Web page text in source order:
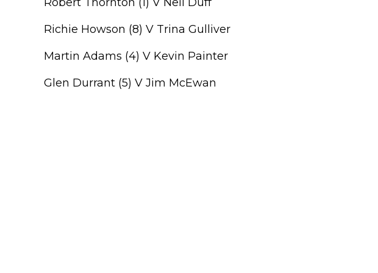
Richie Howson (8) V Trina Gulliver
Martin Adams (4) V Kevin Painter
Glen Durrant (5) V Jim McEwan